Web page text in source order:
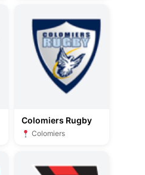
Colomiers Rugby
Colomiers